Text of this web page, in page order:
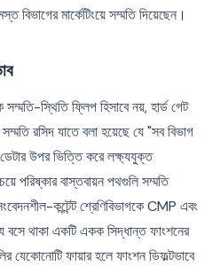
বিভাগের মার্কেটিংয়ে সম্মতি দিয়েছেন।
স্থিতি ফ্লিপ হিসাবে নয়, হার্ড গেট
রসিদ যাতে বলা হয়েছে যে "সব বিভাগ
ডেটার উপর ভিত্তি করে লক্ষ্যযুক্ত
পরিষ্কার বাস্তবায়ন পথগুলি সম্মতি
কন্টেন্ট শ্রেণিবিভাগকে CMP এবং
বসে থাকা একটি একক সিদ্ধান্ত ফাংশনের
যেকোনোটি ফায়ার হলে ফাংশন ডিফল্টভাবে